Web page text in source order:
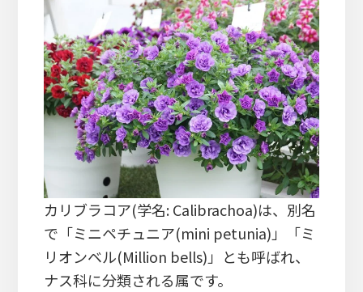
カリブラコア(学名: Calibrachoa)は、別名
で「ミニペチュニア(mini petunia)」「ミ
リオンベル(Million bells)」とも呼ばれ、
ナス科に分類される属です。